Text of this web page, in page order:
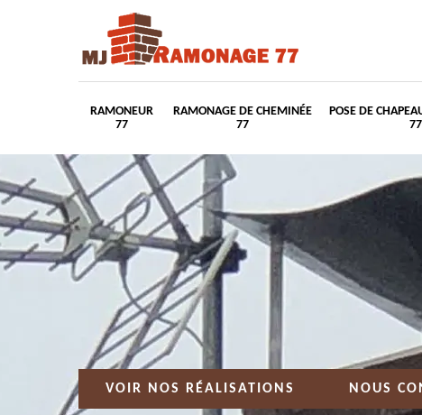
RAMONEUR
77
RAMONAGE DE CHEMINÉE
77
POSE DE
77
VOIR NOS RÉALISATIONS NOUS